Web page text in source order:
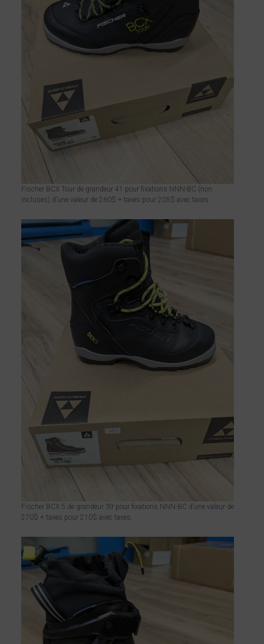
Fischer BCX Tour de grandeur 41 pour fixations NNN-BC (non
incluses) d’une valeur de 260$ + taxes pour 205$ avec taxes.
Fischer BCX 5 de grandeur 39 pour fixations NNN-BC d’une valeur de
270$ + taxes pour 210$ avec taxes.